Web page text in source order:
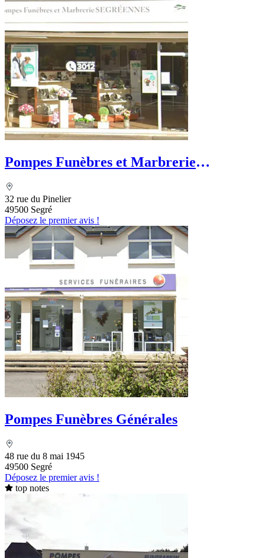
Pompes Funèbres et Marbrerie
32 rue du Pinelier
49500 Segré
Déposez le premier avis !
Pompes Funèbres Générales
48 rue du 8 mai 1945
49500 Segré
Déposez le premier avis !
top notes